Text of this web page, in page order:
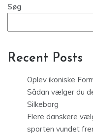
Søg
Recent Posts
Oplev ikoniske
Sådan vælger du
Silkeborg
Flere danskere
sporten vundet